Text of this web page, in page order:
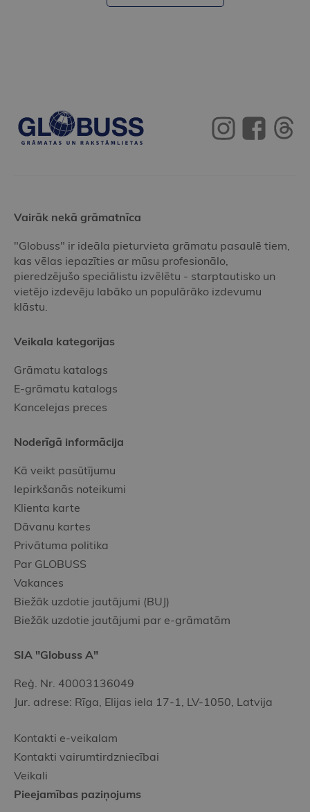
Vairāk nekā grāmatnīca
"Globuss" ir ideāla pieturvieta grāmatu pasaulē tiem,
kas vēlas iepazīties ar mūsu profesionālo,
pieredzējušo speciālistu izvēlētu - starptautisko un
vietējo izdevēju labāko un populārāko izdevumu
klāstu.
Veikala kategorijas
Grāmatu katalogs
E-grāmatu katalogs
Kancelejas preces
Noderīgā informācija
Kā veikt pasūtījumu
Iepirkšanās noteikumi
Klienta karte
Dāvanu kartes
Privātuma politika
Par GLOBUSS
Vakances
Biežāk uzdotie jautājumi (BUJ)
Biežāk uzdotie jautājumi par e-grāmatām
SIA "Globuss A"
Reģ. Nr. 40003136049
Jur. adrese: Rīga, Elijas iela 17-1, LV-1050, Latvija
Kontakti e-veikalam
Kontakti vairumtirdzniecībai
Veikali
Pieejamības paziņojums